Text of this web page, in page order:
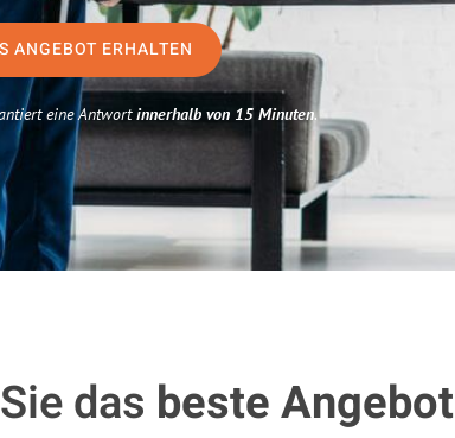
ANGEBOT ERHALTEN
eine Antwortinnerhalb von 15 Minuten.
das beste Angebot